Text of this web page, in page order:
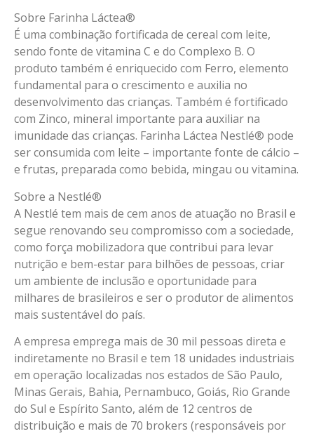
Sobre Farinha Láctea®️
É uma combinação fortificada de cereal com leite,
sendo fonte de vitamina C e do Complexo B. O
produto também é enriquecido com Ferro, elemento
fundamental para o crescimento e auxilia no
desenvolvimento das crianças. Também é fortificado
com Zinco, mineral importante para auxiliar na
imunidade das crianças. Farinha Láctea Nestlé®️ pode
ser consumida com leite – importante fonte de cálcio –
e frutas, preparada como bebida, mingau ou vitamina.
Sobre a Nestlé®️
A Nestlé tem mais de cem anos de atuação no Brasil e
segue renovando seu compromisso com a sociedade,
como força mobilizadora que contribui para levar
nutrição e bem-estar para bilhões de pessoas, criar
um ambiente de inclusão e oportunidade para
milhares de brasileiros e ser o produtor de alimentos
mais sustentável do país.
A empresa emprega mais de 30 mil pessoas direta e
indiretamente no Brasil e tem 18 unidades industriais
em operação localizadas nos estados de São Paulo,
Minas Gerais, Bahia, Pernambuco, Goiás, Rio Grande
do Sul e Espírito Santo, além de 12 centros de
distribuição e mais de 70 brokers (responsáveis por